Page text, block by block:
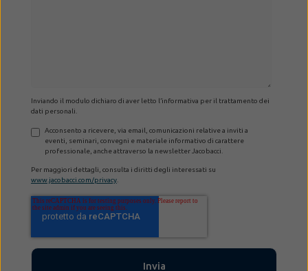
Inviando il modulo dichiaro di aver letto l’informativa per il trattamento dei
dati personali.
Acconsento a ricevere, via email, comunicazioni relative a inviti a
eventi, seminari, convegni e materiale informativo di carattere
professionale, anche attraverso la newsletter Jacobacci.
Per maggiori dettagli, consulta i diritti degli interessati su
www.jacobacci.com/privacy